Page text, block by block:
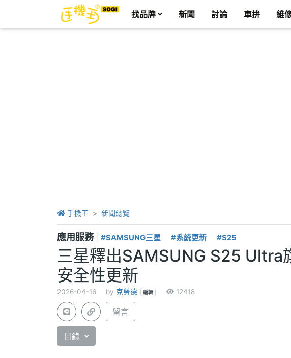
找品牌 新聞 討論 車拚 維
手機王 新聞總覽
應用服務 #SAMSUNG三星 #系統更新 #S25
三星釋出SAMSUNG S25 Ultra
安全性更新
2026-04-16 by 克勞德 編輯 12418
留言
目錄